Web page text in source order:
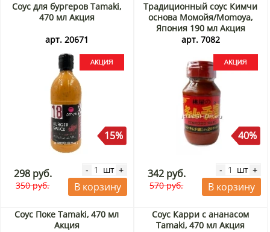
Соус для бургеров Tamaki,
470 мл Акция
арт. 20671
15%
298 руб.
350 руб.
- шт +
В корзину
Традиционный соус Кимчи
основа Момойя/Momoya,
Япония 190 мл Акция
арт. 7082
40%
342 руб.
570 руб.
- шт +
В корзину
Соус Поке Tamaki, 470 мл
Акция
Соус Карри с ананасом
Tamaki, 470 мл Акция